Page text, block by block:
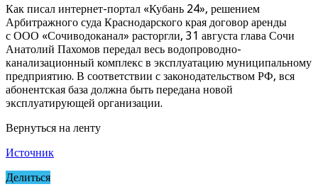
Как писал интернет-портал «Кубань 24», решением
Арбитражного суда Краснодарского края договор аренды
с ООО «Сочиводоканал» расторгли, 31 августа глава Сочи
Анатолий Пахомов передал весь водопроводно-
канализационный комплекс в эксплуатацию муниципальному
предприятию. В соответствии с законодательством РФ, вся
абонентская база должна быть передана новой
эксплуатирующей организации.
Вернуться на ленту
Источник
Делиться